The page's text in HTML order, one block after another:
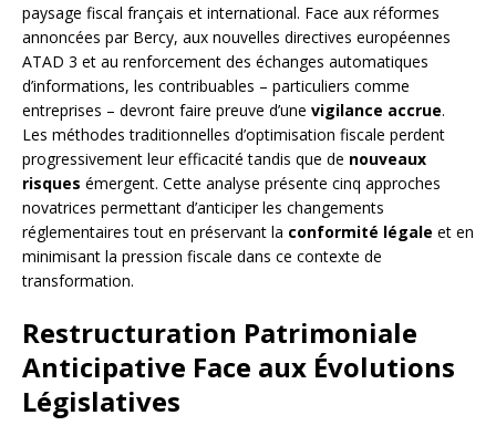
paysage fiscal français et international. Face aux réformes
annoncées par Bercy, aux nouvelles directives européennes
ATAD 3 et au renforcement des échanges automatiques
d’informations, les contribuables – particuliers comme
entreprises – devront faire preuve d’une vigilance accrue.
Les méthodes traditionnelles d’optimisation fiscale perdent
progressivement leur efficacité tandis que de nouveaux
risques émergent. Cette analyse présente cinq approches
novatrices permettant d’anticiper les changements
réglementaires tout en préservant la conformité légale et en
minimisant la pression fiscale dans ce contexte de
transformation.
Restructuration Patrimoniale
Anticipative Face aux Évolutions
Législatives